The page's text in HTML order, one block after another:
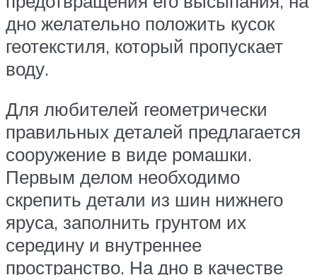
дно желательно положить кусок
геотекстиля, который пропускает
воду.
Для любителей геометрически
правильных деталей предлагается
сооружение в виде ромашки.
Первым делом необходимо
скрепить детали из шин нижнего
яруса, заполнить грунтом их
середину и внутреннее
пространство. На дно в качестве